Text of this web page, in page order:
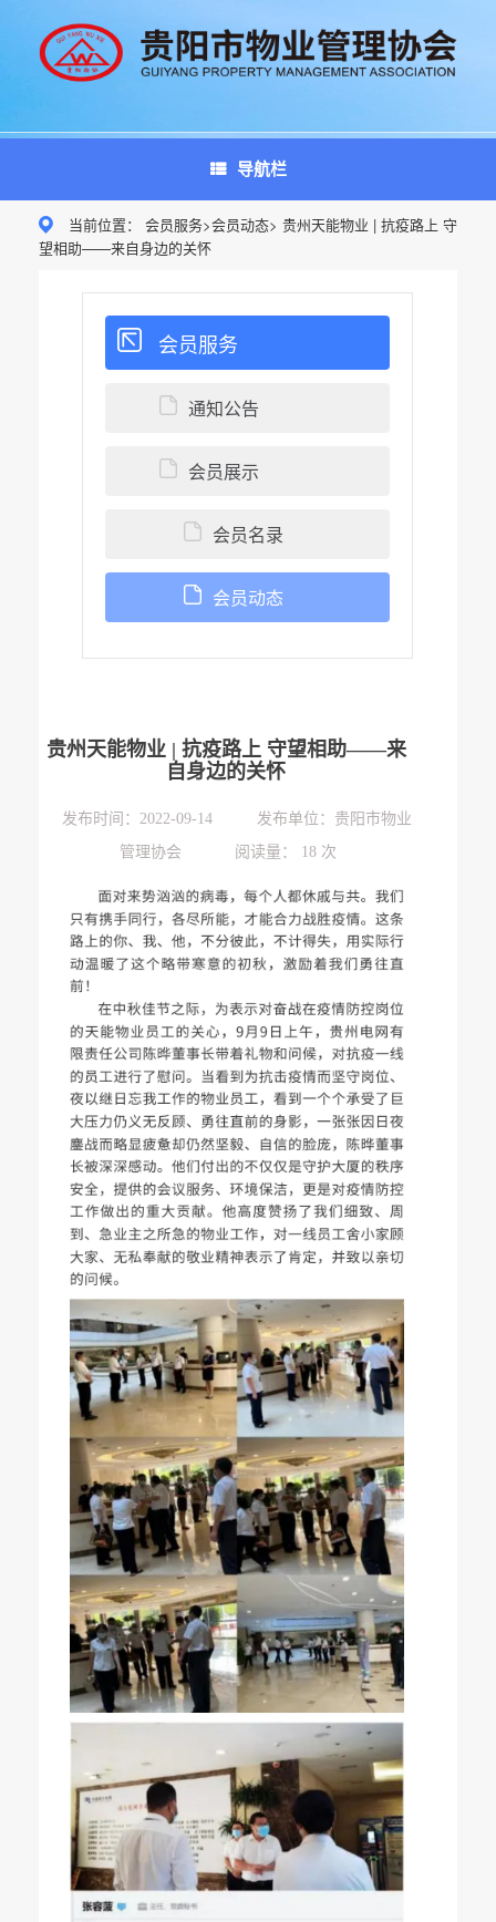
content
导航栏
当前位置： 会员服务>会员动态> 贵州天能物业 | 抗疫路上 守
望相助——来自身边的关怀
会员服务
通知公告
会员展示
会员名录
会员动态
贵州天能物业 | 抗疫路上 守望相助——来
自身边的关怀
发布时间： 2022-09-14 发布单位：贵阳市物业
管理协会 阅读量： 18 次